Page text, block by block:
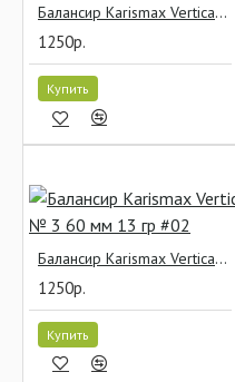
Балансир Karismax Vertical Jigger № 3 60 мм 13 гр #01
1250р.
Купить
Балансир Karismax Vertical Jigger № 3 60 мм 13 гр #02
1250р.
Купить